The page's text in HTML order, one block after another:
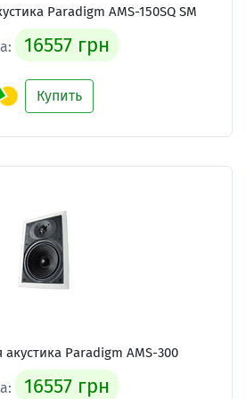
Paradigm AMS-150SQ SM
16557 грн
Купить
акустика Paradigm AMS-300
16557 грн